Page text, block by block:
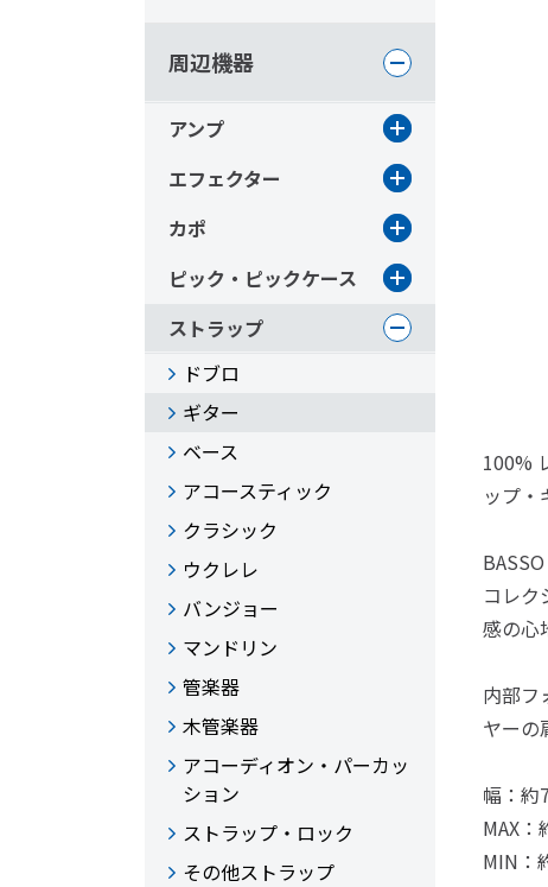
100%
ップ・
コレク
感の心
内部フ
ヤーの
幅：約
MAX：
MIN：
周辺機器
アンプ
エフェクター
カポ
ピック・ピックケース
ストラップ
ドブロ
ギター
ベース
アコースティック
クラシック
ウクレレ
バンジョー
マンドリン
管楽器
木管楽器
アコーディオン・パーカッ
ション
ストラップ・ロック
その他ストラップ